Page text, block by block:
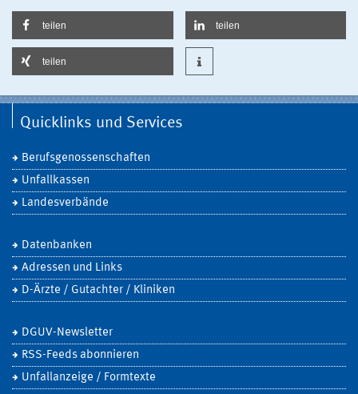
teilen teilen
teilen
Quicklinks und Services
Berufsgenossenschaften
Unfallkassen
Landesverbände
Datenbanken
Adressen und Links
D-Ärzte / Gutachter / Kliniken
DGUV-Newsletter
RSS-Feeds abonnieren
Unfallanzeige / Formtexte